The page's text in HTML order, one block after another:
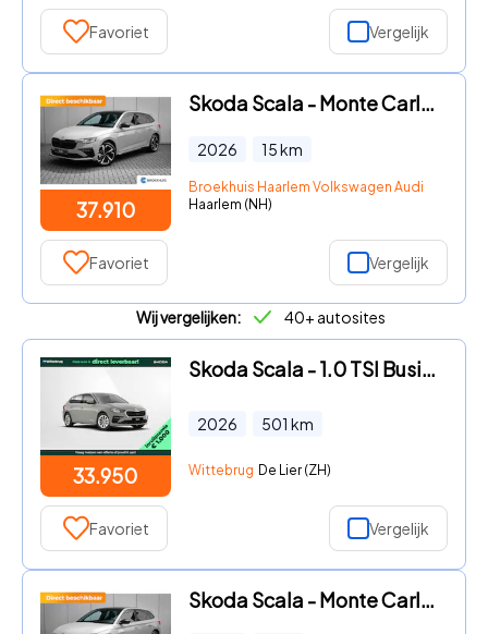
Favoriet Vergelijk
37.910
Skoda Scala - Monte Carlo | Achteruitrijcamera | Sportstoelen | LM-velgen
2026 15km
Broekhuis Haarlem Volkswagen Audi Seat
Haarlem (NH)
Favoriet Vergelijk
Wij vergelijken: 40+ autosites
33.950
Skoda Scala - 1.0 TSI Business Edition / Image Pakket / Travel Assist
2026 501 km
Wittebrug De Lier (ZH)
Favoriet Vergelijk
Skoda Scala - Monte Carlo | Achteruitrijcamera | Chromen raamlijsten | Cru